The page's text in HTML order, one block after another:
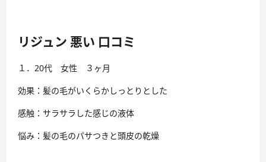
リジュン 悪い 口コミ
１．20代 女性 ３ヶ月
効果：髪の毛がいくらかしっとりとした
感触：サラサラした感じの液体
悩み：髪の毛のパサつきと頭皮の乾燥